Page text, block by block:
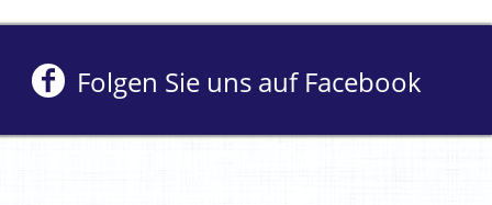
Folgen Sie uns auf Facebook